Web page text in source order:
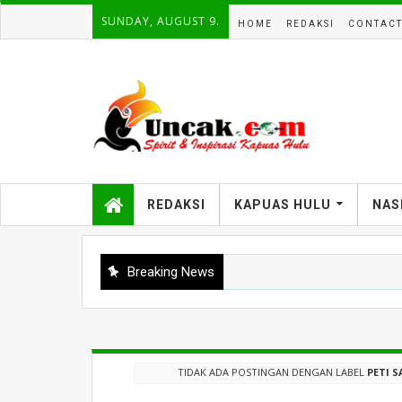
SUNDAY, AUGUST 9. HOME REDAKSI CONTACT
REDAKSI KAPUAS HULU
Breaking News
TIDAK ADA POSTINGAN DENGAN LABEL PETI